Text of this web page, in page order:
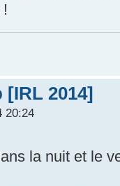
[IRL 2014]
20:24
la nuit et le